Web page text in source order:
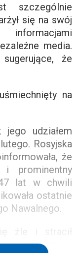
szczególnie
się na swój
media.
że
na
jego udziałem
Rosyjska
że
i prominentny
lat w chwili
ostatnie
Nawalnego.
podczas